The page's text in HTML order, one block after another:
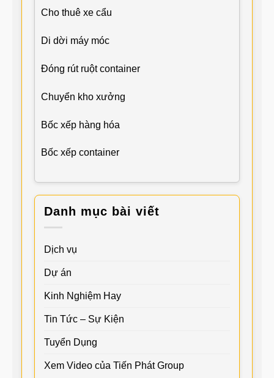
Cho thuê xe cẩu
Di dời máy móc
Đóng rút ruột container
Chuyển kho xưởng
Bốc xếp hàng hóa
Bốc xếp container
Danh mục bài viết
Dịch vụ
Dự án
Kinh Nghiệm Hay
Tin Tức – Sự Kiện
Tuyển Dụng
Xem Video của Tiến Phát Group